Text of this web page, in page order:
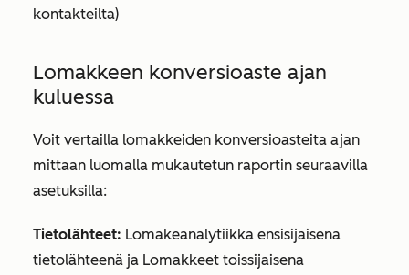
kontakteilta)
Lomakkeen konversioaste ajan
kuluessa
Voit vertailla lomakkeiden konversioasteita ajan
mittaan luomalla mukautetun raportin seuraavilla
asetuksilla:
Tietolähteet: Lomakeanalytiikka ensisijaisena
tietolähteenä ja Lomakkeet toissijaisena